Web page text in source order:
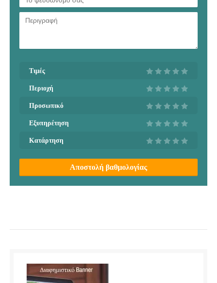
Τιμές
Περιοχή
Προσωπικό
Εξυπηρέτηση
Κατάρτηση
Αποστολή βαθμολογίας